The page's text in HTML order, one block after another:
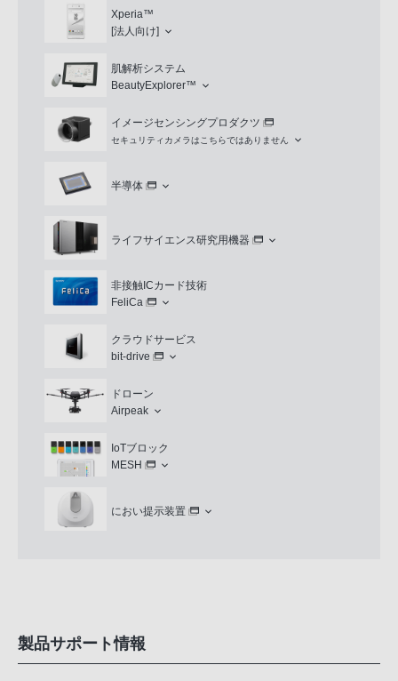
Xperia™
[法人向け]
肌解析システム
BeautyExplorer™
イメージセンシングプロダクツ
セキュリティカメラはこちらではありません
半導体
ライフサイエンス研究用機器
非接触ICカード技術
FeliCa
クラウドサービス
bit-drive
ドローン
Airpeak
IoTブロック
MESH
におい提示装置
製品サポート情報